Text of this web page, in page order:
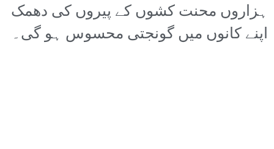
ہزاروں محنت کشوں کے پیروں کی دھمک
اپنے کانوں میں گونجتی محسوس ہو گی۔